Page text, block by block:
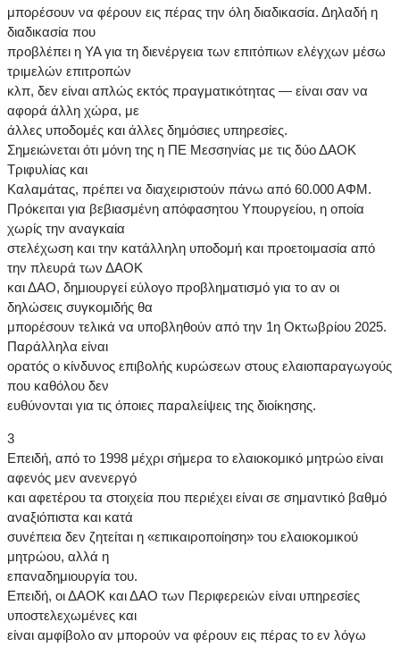
μπορέσουν να φέρουν εις πέρας την όλη διαδικασία. Δηλαδή η
διαδικασία που
προβλέπει η ΥΑ για τη διενέργεια των επιτόπιων ελέγχων μέσω
τριμελών επιτροπών
κλπ, δεν είναι απλώς εκτός πραγματικότητας — είναι σαν να
αφορά άλλη χώρα, με
άλλες υποδομές και άλλες δημόσιες υπηρεσίες.
Σημειώνεται ότι μόνη της η ΠΕ Μεσσηνίας με τις δύο ΔΑΟΚ
Τριφυλίας και
Καλαμάτας, πρέπει να διαχειριστούν πάνω από 60.000 ΑΦΜ.
Πρόκειται για βεβιασμένη απόφασητου Υπουργείου, η οποία
χωρίς την αναγκαία
στελέχωση και την κατάλληλη υποδομή και προετοιμασία από
την πλευρά των ΔΑΟΚ
και ΔΑΟ, δημιουργεί εύλογο προβληματισμό για το αν οι
δηλώσεις συγκομιδής θα
μπορέσουν τελικά να υποβληθούν από την 1η Οκτωβρίου 2025.
Παράλληλα είναι
ορατός ο κίνδυνος επιβολής κυρώσεων στους ελαιοπαραγωγούς
που καθόλου δεν
ευθύνονται για τις όποιες παραλείψεις της διοίκησης.
3
Επειδή, από το 1998 μέχρι σήμερα το ελαιοκομικό μητρώο είναι
αφενός μεν ανενεργό
και αφετέρου τα στοιχεία που περιέχει είναι σε σημαντικό βαθμό
αναξιόπιστα και κατά
συνέπεια δεν ζητείται η «επικαιροποίηση» του ελαιοκομικού
μητρώου, αλλά η
επαναδημιουργία του.
Επειδή, οι ΔΑΟΚ και ΔΑΟ των Περιφερειών είναι υπηρεσίες
υποστελεχωμένες και
είναι αμφίβολο αν μπορούν να φέρουν εις πέρας το εν λόγω